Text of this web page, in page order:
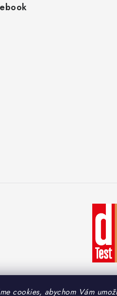
cookies, abychom Vám